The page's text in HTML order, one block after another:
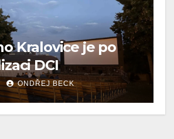
Kralovice je po
DCI
ONDŘEJ BECK